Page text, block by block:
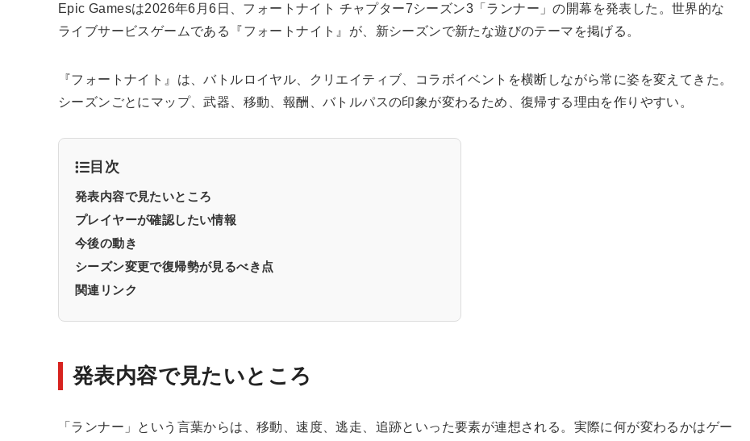
Epic Gamesは2026年6月6日、フォートナイト チャプター7シーズン3「ランナー」の開幕を発表した。世界的な
ライブサービスゲームである『フォートナイト』が、新シーズンで新たな遊びのテーマを掲げる。
『フォートナイト』は、バトルロイヤル、クリエイティブ、コラボイベントを横断しながら常に姿を変えてきた。
シーズンごとにマップ、武器、移動、報酬、バトルパスの印象が変わるため、復帰する理由を作りやすい。
目次
発表内容で見たいところ
プレイヤーが確認したい情報
今後の動き
シーズン変更で復帰勢が見るべき点
関連リンク
発表内容で見たいところ
「ランナー」という言葉からは、移動、速度、逃走、追跡といった要素が連想される。実際に何が変わるかはゲー